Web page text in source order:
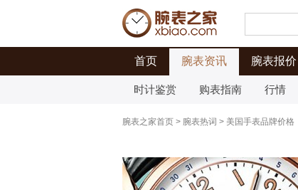
首页 腕表资讯 腕表报价
时计鉴赏 购表指南 行情
腕表之家首页 > 腕表热词 > 美国手表品牌价格